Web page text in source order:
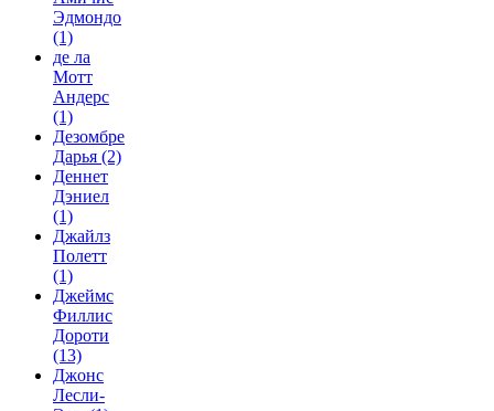
Эдмондо
(1)
де ла
Мотт
Андерс
(1)
Дезомбре
Дарья (2)
Деннет
Дэниел
(1)
Джайлз
Полетт
(1)
Джеймс
Филлис
Дороти
(13)
Джонс
Лесли-